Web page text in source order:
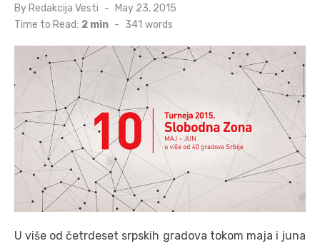
By Redakcija Vesti
Posted
May 23, 2015
Time to Read: 2 min - 341 words
U više od četrdeset srpskih gradova tokom maja i juna